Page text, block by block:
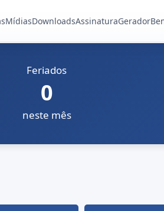
MídiasDownloadsAssinaturaGerador
Feriados
0
neste mês